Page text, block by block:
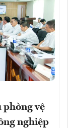
phòng vệ
nghiệp